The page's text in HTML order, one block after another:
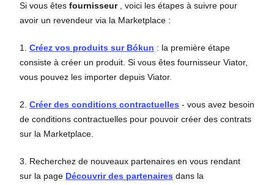
Si vous êtes fournisseur, voici les étapes à suivre pour
avoir un revendeur via la Marketplace :
1. Créez vos produits sur Bókun : la première étape
consiste à créer un produit. Si vous êtes fournisseur Viator,
vous pouvez les importer depuis Viator.
2. Créer des conditions contractuelles - vous avez besoin
de conditions contractuelles pour pouvoir créer des contrats
sur la Marketplace.
3. Recherchez de nouveaux partenaires en vous rendant
sur la page Découvrir des partenaires dans la